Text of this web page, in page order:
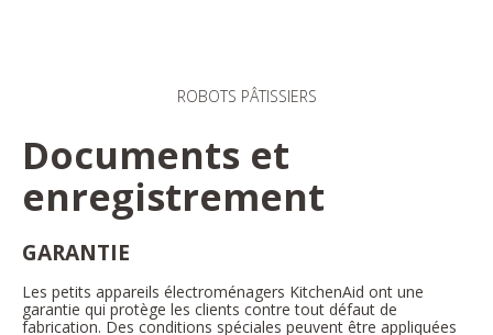
ROBOTS PÂTISSIERS
Documents et
enregistrement
GARANTIE
Les petits appareils électroménagers KitchenAid ont une
garantie qui protège les clients contre tout défaut de
fabrication. Des conditions spéciales peuvent être appliquées